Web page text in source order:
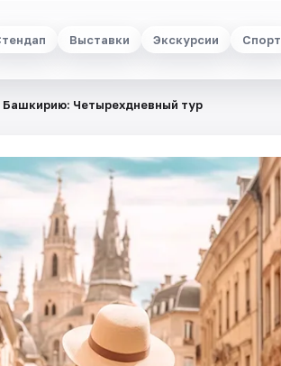
Выставки Экскурсии Спорт
Четырехдневный тур